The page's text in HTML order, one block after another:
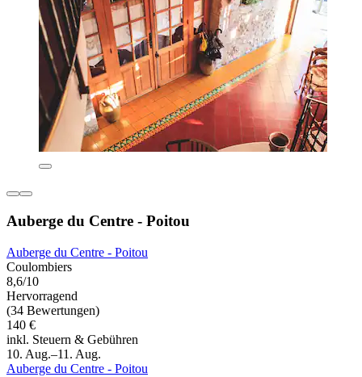
Auberge du Centre - Poitou
Auberge du Centre - Poitou
Coulombiers
8,6/10
Hervorragend
(34 Bewertungen)
140 €
inkl. Steuern & Gebühren
10. Aug.–11. Aug.
Auberge du Centre - Poitou